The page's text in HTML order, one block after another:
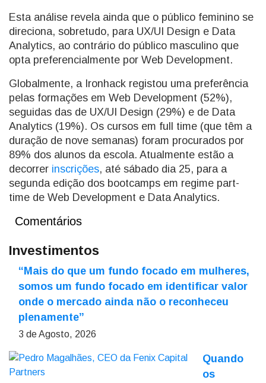
Esta análise revela ainda que o público feminino se
direciona, sobretudo, para UX/UI Design e Data
Analytics, ao contrário do público masculino que
opta preferencialmente por Web Development.
Globalmente, a Ironhack registou uma preferência
pelas formações em Web Development (52%),
seguidas das de UX/UI Design (29%) e de Data
Analytics (19%). Os cursos em full time (que têm a
duração de nove semanas) foram procurados por
89% dos alunos da escola. Atualmente estão a
decorrer inscrições, até sábado dia 25, para a
segunda edição dos bootcamps em regime part-
time de Web Development e Data Analytics.
Comentários
Investimentos
“Mais do que um fundo focado em mulheres,
somos um fundo focado em identificar valor
onde o mercado ainda não o reconheceu
plenamente”
3 de Agosto, 2026
Quando
os